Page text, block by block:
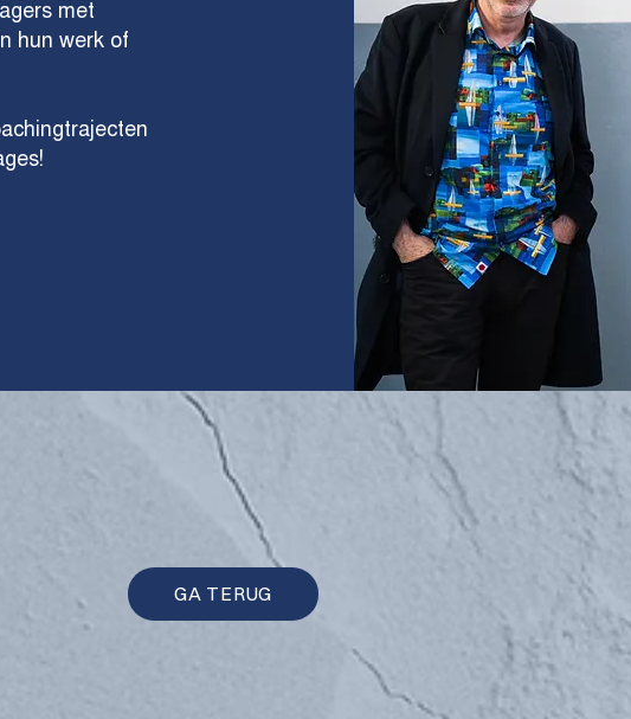
met
hun werk of
GA TERUG